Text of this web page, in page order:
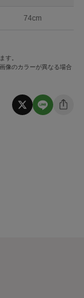
74cm
す。
像のカラーが異なる場合